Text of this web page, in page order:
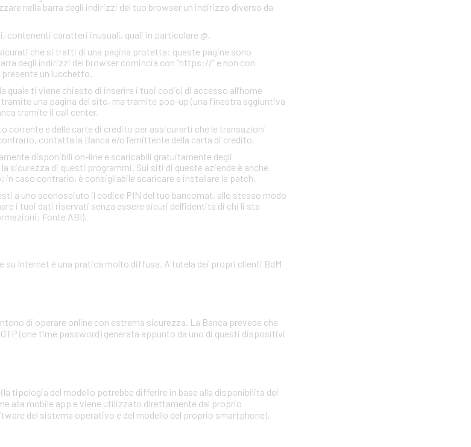
nella barra degli indirizzi del tuo browser un indirizzo diverso da
contenenti caratteri inusuali, quali in particolare @.
che si tratti di una pagina protetta: queste pagine sono
degli indirizzi del browser comincia con “https://” e non con
presente un lucchetto.
ti viene chiesto di inserire i tuoi codici di accesso all’home
una pagina del sito, ma tramite pop-up (una finestra aggiuntiva
tramite il call center.
corrente e delle carte di credito per assicurarti che le transazioni
contatta la Banca e/o l’emittente della carta di credito.
disponibili on-line e scaricabili gratuitamente degli
sicurezza di questi programmi. Sui siti di queste aziende è anche
caso contrario, è consigliabile scaricare e installare le patch.
a uno sconosciuto il codice PIN del tuo bancomat, allo stesso modo
i tuoi dati riservati senza essere sicuri dell’identità di chi li sta
Fonte ABI).
Internet è una pratica molto diffusa. A tutela dei propri clienti BdM
di operare online con estrema sicurezza. La Banca prevede che
(one time password) generata appunto da uno di questi dispositivi
tipologia del modello potrebbe differire in base alla disponibilità del
alla mobile app e viene utilizzato direttamente dal proprio
del sistema operativo e del modello del proprio smartphone).